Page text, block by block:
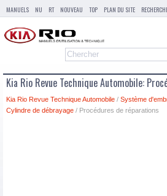
MANUELS NU RT NOUVEAU TOP PLAN DU SITE
Kia Rio Revue Technique Automobile:
Kia Rio Revue Technique Automobile / Système
Cylindre de débrayage / Procédures de réparations